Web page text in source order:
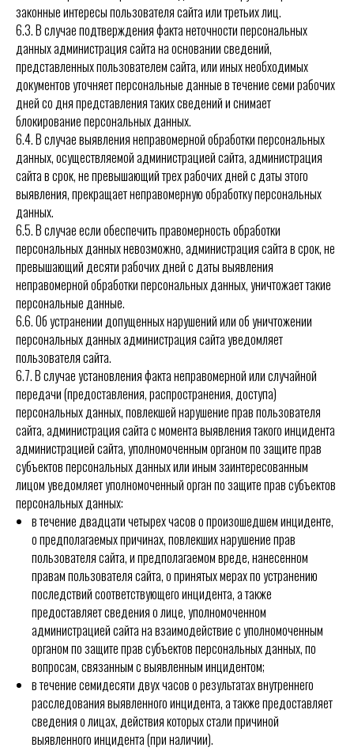
законные интересы пользователя сайта или третьих лиц.
6.3. В случае подтверждения факта неточности персональных
данных администрация сайта на основании сведений,
представленных пользователем сайта, или иных необходимых
документов уточняет персональные данные в течение семи рабочих
дней со дня представления таких сведений и снимает
блокирование персональных данных.
6.4. В случае выявления неправомерной обработки персональных
данных, осуществляемой администрацией сайта, администрация
сайта в срок, не превышающий трех рабочих дней с даты этого
выявления, прекращает неправомерную обработку персональных
данных.
6.5. В случае если обеспечить правомерность обработки
персональных данных невозможно, администрация сайта в срок, не
превышающий десяти рабочих дней с даты выявления
неправомерной обработки персональных данных, уничтожает такие
персональные данные.
6.6. Об устранении допущенных нарушений или об уничтожении
персональных данных администрация сайта уведомляет
пользователя сайта.
6.7. В случае установления факта неправомерной или случайной
передачи (предоставления, распространения, доступа)
персональных данных, повлекшей нарушение прав пользователя
сайта, администрация сайта с момента выявления такого инцидента
администрацией сайта, уполномоченным органом по защите прав
субъектов персональных данных или иным заинтересованным
лицом уведомляет уполномоченный орган по защите прав субъектов
персональных данных:
в течение двадцати четырех часов о произошедшем инциденте,
о предполагаемых причинах, повлекших нарушение прав
пользователя сайта, и предполагаемом вреде, нанесенном
правам пользователя сайта, о принятых мерах по устранению
последствий соответствующего инцидента, а также
предоставляет сведения о лице, уполномоченном
администрацией сайта на взаимодействие с уполномоченным
органом по защите прав субъектов персональных данных, по
вопросам, связанным с выявленным инцидентом;
в течение семидесяти двух часов о результатах внутреннего
расследования выявленного инцидента, а также предоставляет
сведения о лицах, действия которых стали причиной
выявленного инцидента (при наличии).